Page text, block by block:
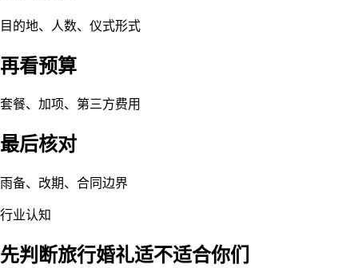
目的地、人数、仪式形式
再看预算
套餐、加项、第三方费用
最后核对
雨备、改期、合同边界
行业认知
先判断旅行婚礼适不适合你们